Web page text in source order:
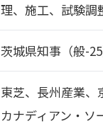
理、施工、試験調
茨城県知事（般-
東芝、長州産業、
カナディアン・ソ